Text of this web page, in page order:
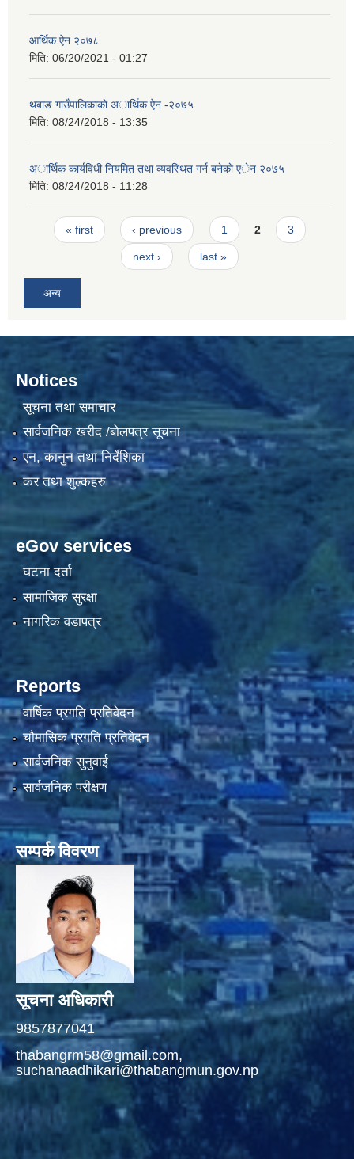
आर्थिक ऐन २०७८
मिति: 06/20/2021 - 01:27
थबाङ गाउँपालिकाकाे अार्थिक ऐन -२०७५
मिति: 08/24/2018 - 13:35
अार्थिक कार्यविधी नियमित तथा व्यवस्थित गर्न बनेकाे एेन २०७५
मिति: 08/24/2018 - 11:28
Pages
« first ‹ previous 1 2 3
next › last »
अन्य
Notices
सूचना तथा समाचार
सार्वजनिक खरीद /बोलपत्र सूचना
एन, कानुन तथा निर्देशिका
कर तथा शुल्कहरु
eGov services
घटना दर्ता
सामाजिक सुरक्षा
नागरिक वडापत्र
Reports
वार्षिक प्रगति प्रतिवेदन
चौमासिक प्रगति प्रतिवेदन
सार्वजनिक सुनुवाई
सार्वजनिक परीक्षण
सम्पर्क विवरण
सूचना अधिकारी
9857877041
thabangrm58@gmail.com,
suchanaadhikari@thabangmun.gov.np